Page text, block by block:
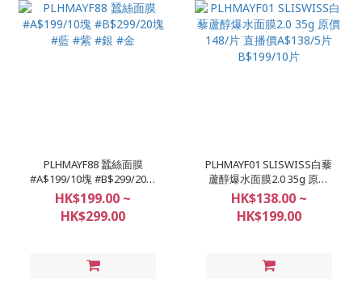
PLHMAYF88 蠶絲面膜
#A$199/10塊 #B$299/20塊
#藍 #紫 #銀 #金
HK$199.00 ~
HK$299.00
PLHMAYF01 SLISWISS白藜
蘆醇爆水面膜2.0 35g 原價
148/片 直播價A$138/5片
B$199/10片
HK$138.00 ~
HK$199.00